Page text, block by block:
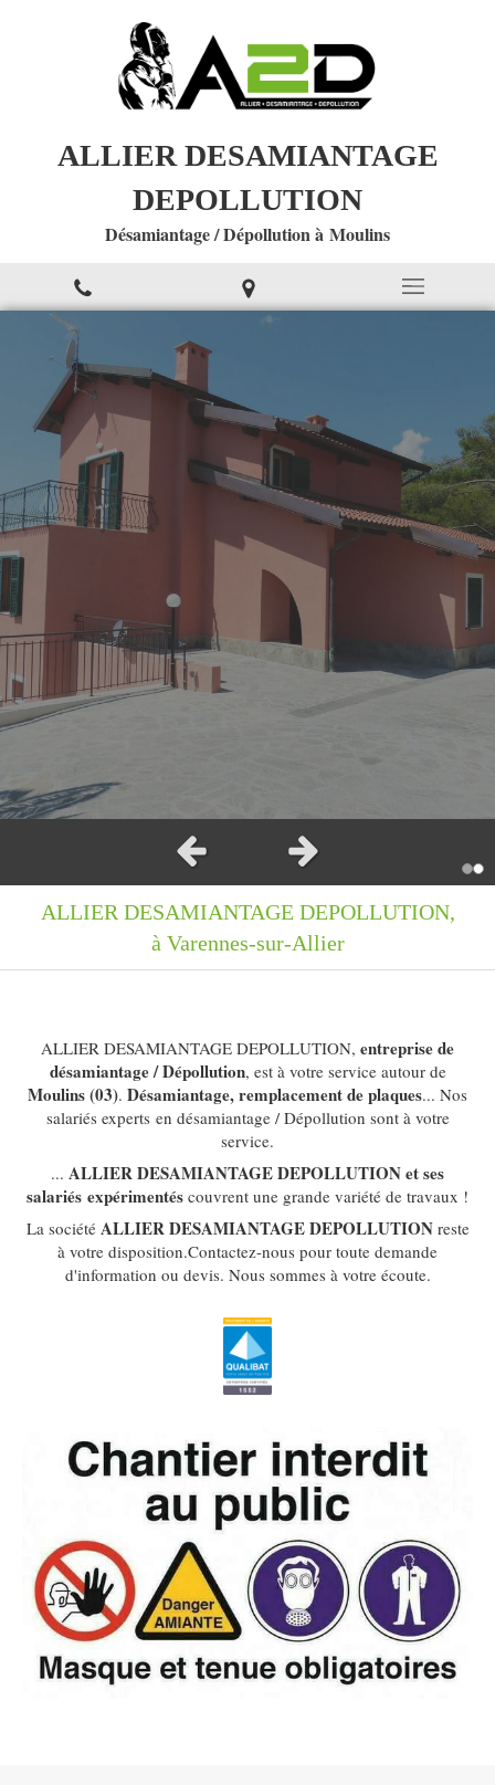
ALLIER DESAMIANTAGE
DEPOLLUTION
Désamiantage / Dépollution à Moulins
Qu'est ce que l'amiante
Fibre minérale naturellement présente dans la roche,
aux nombreuses propriétés ( résistance au feu,
isolante...) utilisée dans les matériaux de
construction.
Interdite depuis 1997, notre métier consiste à retirer
ces matériaux de vos habitations, aussi bien en
intérieur qu'à l'extérieur.
Slide précédent Slide suivant
ALLIER DESAMIANTAGE DEPOLLUTION,
à Varennes-sur-Allier
ALLIER DESAMIANTAGE DEPOLLUTION, entreprise de
désamiantage / Dépollution, est à votre service autour de
Moulins (03). Désamiantage, remplacement de plaques... Nos
salariés experts en désamiantage / Dépollution sont à votre
service.
... ALLIER DESAMIANTAGE DEPOLLUTION et ses
salariés expérimentés couvrent une grande variété de travaux !
La société ALLIER DESAMIANTAGE DEPOLLUTIONreste
à votre disposition.Contactez-nous pour toute demande
d'information ou devis. Nous sommes à votre écoute.